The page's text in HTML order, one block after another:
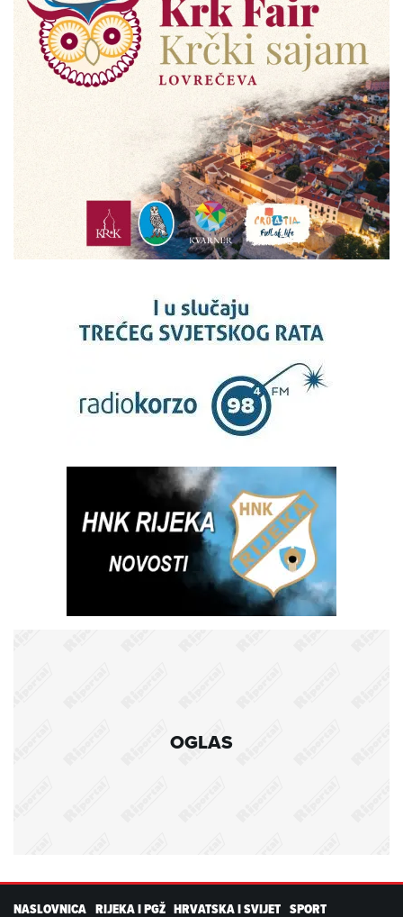
OGLAS
NASLOVNICA RIJEKA I PGŽ HRVATSKA I SVIJET SPORT